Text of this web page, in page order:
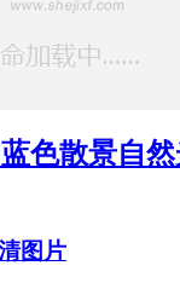
色散景自
图片